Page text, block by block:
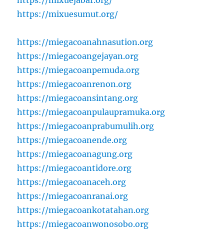
https://mixuesumut.org/
https://miegacoanahnasution.org
https://miegacoangejayan.org
https://miegacoanpemuda.org
https://miegacoanrenon.org
https://miegacoansintang.org
https://miegacoanpulaupramuka.org
https://miegacoanprabumulih.org
https://miegacoanende.org
https://miegacoanagung.org
https://miegacoantidore.org
https://miegacoanaceh.org
https://miegacoanranai.org
https://miegacoankotatahan.org
https://miegacoanwonosobo.org